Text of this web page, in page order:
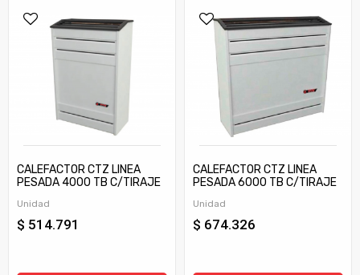
CALEFACTOR CTZ LINEA
PESADA 4000 TB C/TIRAJE
Unidad
$ 514.791
CALEFACTOR CTZ LINEA
PESADA 6000 TB C/TIRAJE
Unidad
$ 674.326